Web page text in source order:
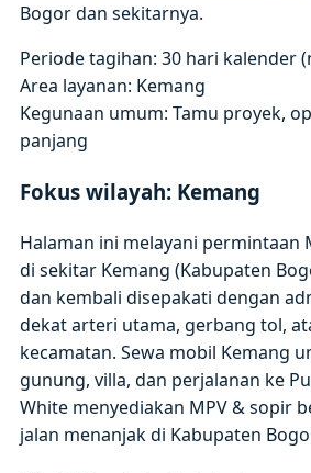
Bogor dan sekitarnya.
Periode tagihan: 30 hari kalender
Area layanan: Kemang
Kegunaan umum: Tamu proyek,
panjang
Fokus wilayah: Kemang
Halaman ini melayani permintaan
di sekitar Kemang (Kabupaten
dan kembali disepakati dengan
dekat arteri utama, gerbang tol,
kecamatan. Sewa mobil Kemang
gunung, villa, dan perjalanan ke
White menyediakan MPV & sopir
jalan menanjak di Kabupaten